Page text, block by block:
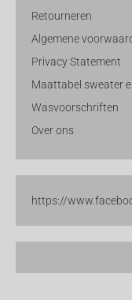
Retourneren
Algemene
Privacy Statement
Maattabel sweater
Wasvoorschriften
Over ons
https://